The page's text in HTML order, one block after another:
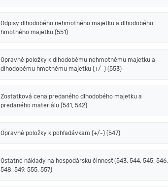
Odpisy dlhodobého nehmotného majetku a dlhodobého
hmotného majetku (551)
Opravné položky k dlhodobému nehmotnému majetku a
dlhodobému hmotnému majetku (+/-) (553)
Zostatková cena predaného dlhodobého majetku a
predaného materiálu (541, 542)
Opravné položky k pohľadávkam (+/-) (547)
Ostatné náklady na hospodársku činnosť (543, 544, 545, 546,
548, 549, 555, 557)